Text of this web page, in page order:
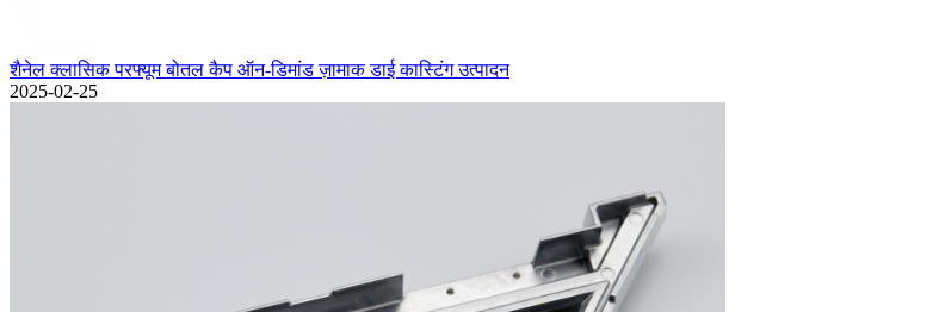
शैनेल क्लासिक परफ्यूम बोतल कैप ऑन-डिमांड ज़ामाक डाई कास्टिंग उत्पादन
2025-02-25